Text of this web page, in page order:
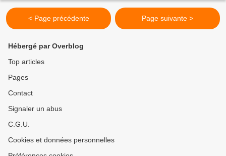
< Page précédente Page suivante >
Hébergé par Overblog
Top articles
Pages
Contact
Signaler un abus
C.G.U.
Cookies et données personnelles